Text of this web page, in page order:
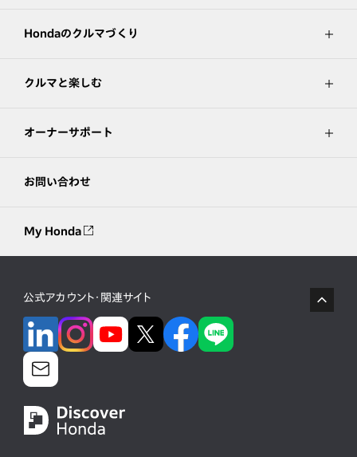
Hondaのクルマづくり
クルマと楽しむ
オーナーサポート
お問い合わせ
My Honda
公式アカウント・関連サイト